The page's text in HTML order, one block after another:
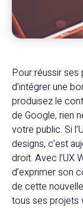
Pour réussir
d’intégrer une
produisez le
de Google, rien
votre public. Si
designs, c’est
droit. Avec l’UX
d’exprimer son
de cette
tous ses projets